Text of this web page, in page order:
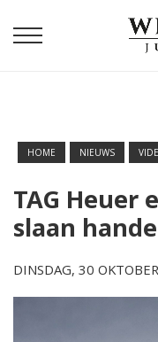
HOME NIEUWS
TAG Heuer
slaan
DINSDAG, 30